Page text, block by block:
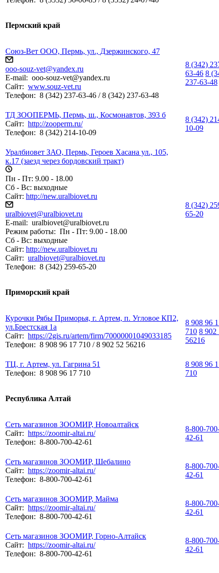
Пермский край
Союз-Вет ООО, Пермь, ул., Дзержинского, 47
ooo-souz-vet@yandex.ru
E-mail: ooo-souz-vet@yandex.ru
Сайт: www.souz-vet.ru
Телефон: 8 (342) 237-63-46 / 8 (342) 237-63-48
8 (342)
63-46 8
237-63-48
ТД ЗООПЕРМЬ, Пермь, ш., Космонавтов, 393 б
Сайт: http://zooperm.ru/
Телефон: 8 (342) 214-10-09
8 (342)
10-09
Уралбиовет ЗАО, Пермь, Героев Хасана ул., 105,
к.17 (заезд через бордовский тракт)
Пн - Пт: 9.00 - 18.00
Сб - Вс: выходные
Сайт: http://new.uralbiovet.ru
uralbiovet@uralbiovet.ru
E-mail: uralbiovet@uralbiovet.ru
Режим работы: Пн - Пт: 9.00 - 18.00
Сб - Вс: выходные
Сайт: http://new.uralbiovet.ru
Сайт: uralbiovet@uralbiovet.ru
Телефон: 8 (342) 259-65-20
8 (342)
65-20
Приморский край
Курочки Рябы Приморья, г. Артем, п. Угловое КП2,
ул.Брестская 1а
Сайт: https://2gis.ru/artem/firm/70000001049033185
Телефон: 8 908 96 17 710 / 8 902 52 56216
8 908 96
710 8 902
56216
ТЦ, г. Артем, ул. Гагрина 51
Телефон: 8 908 96 17 710
8 908 96
710
Республика Алтай
Сеть магазинов ЗООМИР, Новоалтайск
Сайт: https://zoomir-altai.ru/
Телефон: 8-800-700-42-61
8-800-
42-61
Сеть магазинов ЗООМИР, Шебалино
Сайт: https://zoomir-altai.ru/
Телефон: 8-800-700-42-61
8-800-
42-61
Сеть магазинов ЗООМИР, Майма
Сайт: https://zoomir-altai.ru/
Телефон: 8-800-700-42-61
8-800-
42-61
Сеть магазинов ЗООМИР, Горно-Алтайск
Сайт: https://zoomir-altai.ru/
Телефон: 8-800-700-42-61
8-800-
42-61